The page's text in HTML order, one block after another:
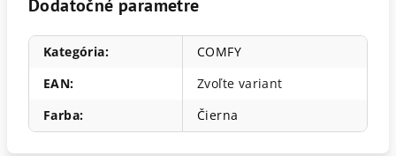
Dodatočné parametre
Kategória:
COMFY
EAN:
Zvoľte variant
Farba: Čierna